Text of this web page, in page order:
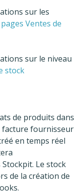
sur les
Ventes de
sur le niveau
stock
de produits dans
facture fournisseur
en temps réel
Le stock
de la création de